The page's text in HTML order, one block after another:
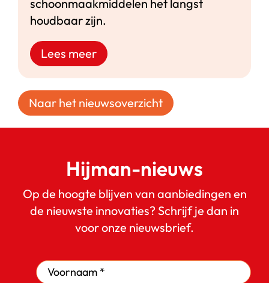
schoonmaakmiddelen het langst
houdbaar zijn.
Lees meer
Naar het nieuwsoverzicht
Hijman-nieuws
Op de hoogte blijven van aanbiedingen en
de nieuwste innovaties? Schrijf je dan in
voor onze nieuwsbrief.